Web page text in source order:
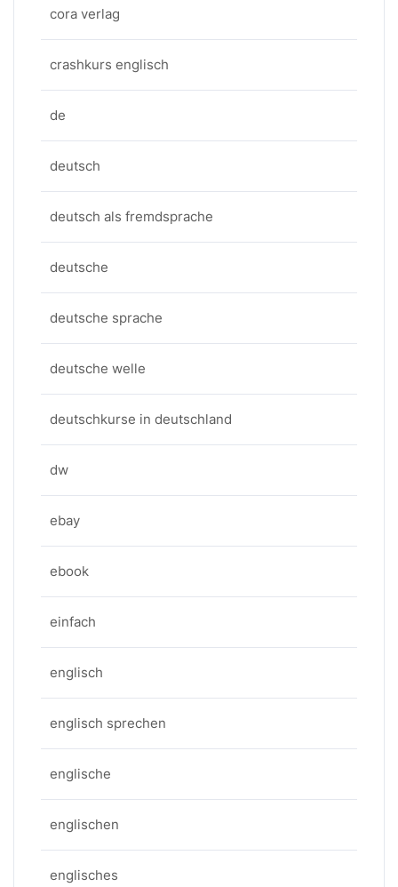
cora verlag
crashkurs englisch
de
deutsch
deutsch als fremdsprache
deutsche
deutsche sprache
deutsche welle
deutschkurse in deutschland
dw
ebay
ebook
einfach
englisch
englisch sprechen
englische
englischen
englisches